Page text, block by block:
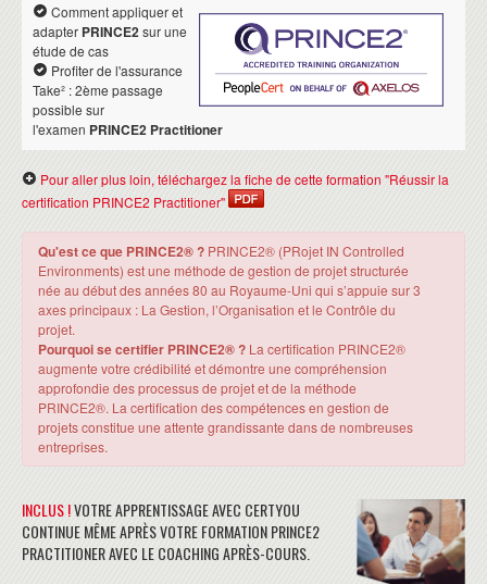
Comment appliquer et
adapter PRINCE2sur une
étude de cas
Profiter de l'assurance
Take² : 2ème passage
possible sur
l'examen PRINCE2 Practitioner
Pour aller plus loin, téléchargez la fiche de cette formation "Réussir la
certification PRINCE2 Practitioner"
Qu'est ce que PRINCE2® ? PRINCE2® (PRojet IN Controlled
Environments) est une méthode de gestion de projet structurée
née au début des années 80 au Royaume-Uni qui s’appuie sur 3
axes principaux : La Gestion, l’Organisation et le Contrôle du
projet.
Pourquoi se certifier PRINCE2® ? La certification PRINCE2®
augmente votre crédibilité et démontre une compréhension
approfondie des processus de projet et de la méthode
PRINCE2®. La certification des compétences en gestion de
projets constitue une attente grandissante dans de nombreuses
entreprises.
INCLUS !VOTRE APPRENTISSAGE AVEC CERTYOU
CONTINUE MÊME APRÈS VOTRE FORMATION PRINCE2
PRACTITIONER AVEC LE COACHING APRÈS-COURS.